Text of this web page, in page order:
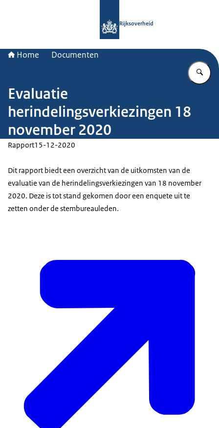
Rijksoverheid
Home Documenten
Evaluatie
herindelingsverkiezingen 18
november 2020
Rapport15-12-2020
Dit rapport biedt een overzicht van de uitkomsten van de
evaluatie van de herindelingsverkiezingen van 18 november
2020. Deze is tot stand gekomen door een enquete uit te
zetten onder de stembureauleden.